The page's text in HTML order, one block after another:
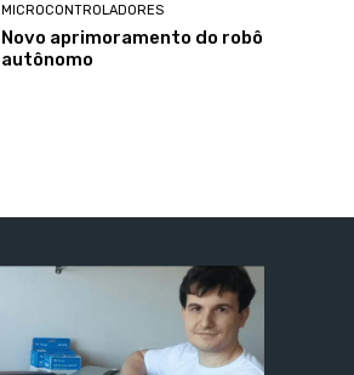
MICROCONTROLADORES
Novo aprimoramento do robô
autônomo